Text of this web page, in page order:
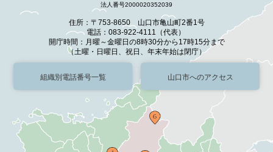
法人番号2000020352039
住所：〒753-8650 山口市亀山町2番1号
電話：083-922-4111（代表）
開庁時間：月曜～金曜日の8時30分から17時15分まで
（土曜・日曜日、祝日、年末年始は閉庁）
組織別電話番号一覧 山口市へのアクセス